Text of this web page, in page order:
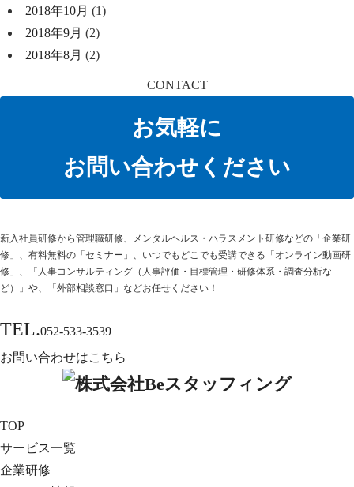
2018年10月 (1)
2018年9月 (2)
2018年8月 (2)
CONTACT
お気軽に
お問い合わせください
新⼊社員研修から管理職研修、メンタルヘルス・ハラスメント研修などの「企業研
修」、有料無料の「セミナー」、いつでもどこでも受講できる「オンライン動画研
修」、「人事コンサルティング（人事評価・目標管理・研修体系・調査分析な
ど）」や、「外部相談窓口」などお任せください！
TEL.052-533-3539
お問い合わせはこちら
TOP
サービス一覧
企業研修